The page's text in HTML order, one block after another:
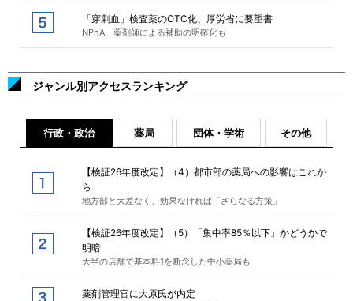
「穿刺血」検査薬のOTC化、厚労省に要望書
NPhA、薬剤師による補助の明確化も
ジャンル別アクセスランキング
行政・政治 薬局 団体・学術 その他
【検証26年度改定】（4）都市部の薬局への影響はこれか
ら
地方部と大差なく、効果なければ「さらなる方策」
【検証26年度改定】（5）「集中率85％以下」かどうかで
明暗
大半の店舗で基本料1を断念した中小薬局も
薬剤管理官に大原氏が内定